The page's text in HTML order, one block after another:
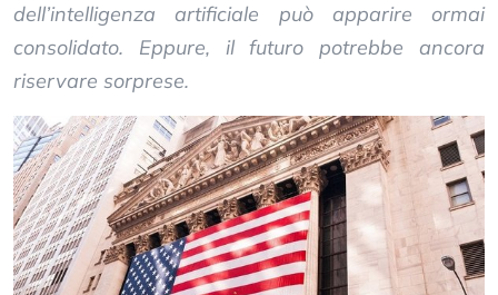
dell’intelligenza artificiale può apparire ormai
consolidato. Eppure, il futuro potrebbe ancora
riservare sorprese.